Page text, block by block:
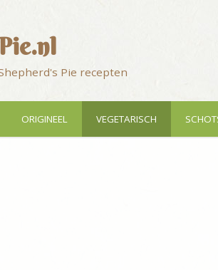
Pie recepten
ORIGINEEL VEGETARISCH